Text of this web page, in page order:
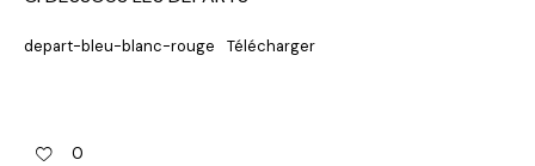
depart-bleu-blanc-rouge Télécharger
0